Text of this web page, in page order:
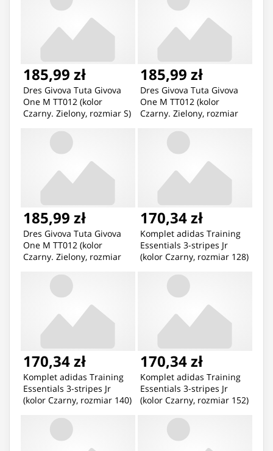
185,99 zł
Dres Givova Tuta Givova
One M TT012 (kolor
Czarny. Zielony, rozmiar S)
185,99 zł
Dres Givova Tuta Givova
One M TT012 (kolor
Czarny. Zielony, rozmiar
185,99 zł
Dres Givova Tuta Givova
One M TT012 (kolor
Czarny. Zielony, rozmiar
170,34 zł
Komplet adidas Training
Essentials 3-stripes Jr
(kolor Czarny, rozmiar 128)
170,34 zł
Komplet adidas Training
Essentials 3-stripes Jr
(kolor Czarny, rozmiar 140)
170,34 zł
Komplet adidas Training
Essentials 3-stripes Jr
(kolor Czarny, rozmiar 152)